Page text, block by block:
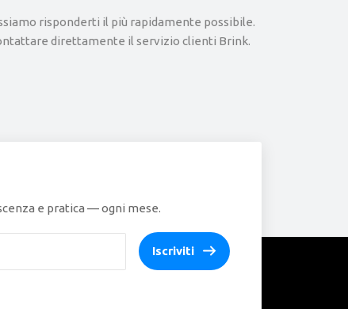
risponderti il ​​più rapidamente possibile.
direttamente il servizio clienti Brink.
e pratica — ogni mese.
Iscriviti